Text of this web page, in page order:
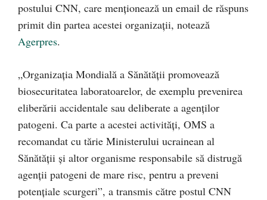
postului CNN, care menţionează un email de răspuns
primit din partea acestei organizaţii, notează
Agerpres.
„Organizaţia Mondială a Sănătăţii promovează
biosecuritatea laboratoarelor, de exemplu prevenirea
eliberării accidentale sau deliberate a agenţilor
patogeni. Ca parte a acestei activităţi, OMS a
recomandat cu tărie Ministerului ucrainean al
Sănătăţii şi altor organisme responsabile să distrugă
agenţii patogeni de mare risc, pentru a preveni
potenţiale scurgeri”, a transmis către postul CNN